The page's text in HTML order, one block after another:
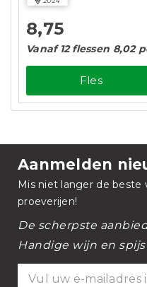
8,75
Vanaf 12 flessen 8,02
Fles
Aanmelden
Mis niet langer de
proeverijen!
De scherpste
Handige wijn en